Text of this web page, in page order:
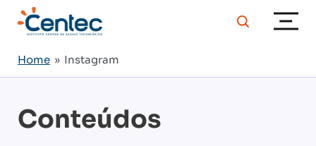
Home » Instagram
Conteúdos